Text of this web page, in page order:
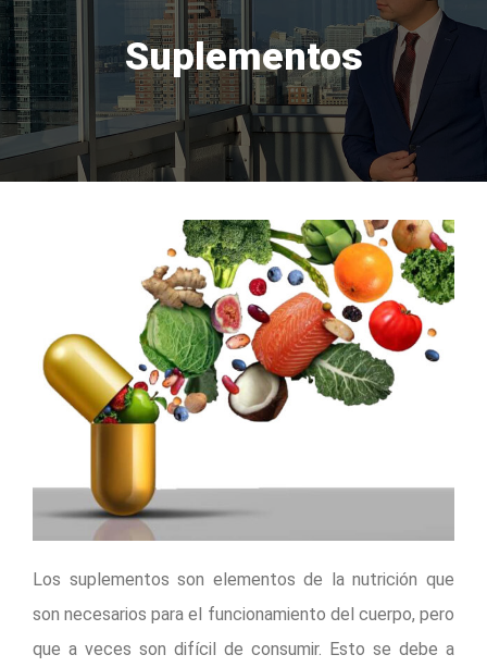
Suplementos
Los suplementos son elementos de la nutrición que
son necesarios para el funcionamiento del cuerpo, pero
que a veces son difícil de consumir. Esto se debe a